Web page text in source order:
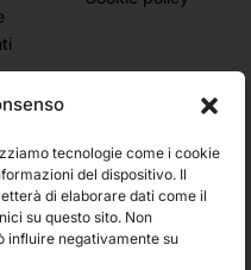
tecnologie come i cookie
del dispositivo. Il
di elaborare dati come il
su questo sito. Non
influire negativamente su
frequenti
il 10% di sconto
e consigli d’arte. Il tuo
esclusivo.